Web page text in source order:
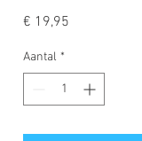
€ 19,95
Aantal *